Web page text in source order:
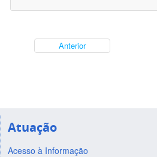
Anterior
Atuação
Acesso à Informação